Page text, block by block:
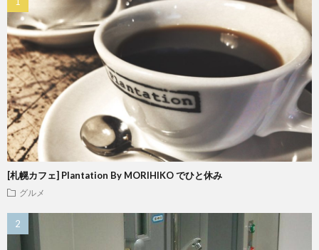
[札幌カフェ] Plantation By MORIHIKO でひと休み
グルメ